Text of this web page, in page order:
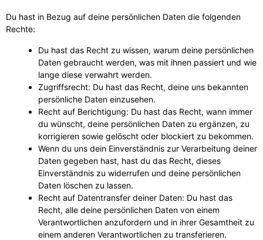
Du hast in Bezug auf deine persönlichen Daten die folgenden
Rechte:
Du hast das Recht zu wissen, warum deine persönlichen
Daten gebraucht werden, was mit ihnen passiert und wie
lange diese verwahrt werden.
Zugriffsrecht: Du hast das Recht, deine uns bekannten
persönliche Daten einzusehen.
Recht auf Berichtigung: Du hast das Recht, wann immer
du wünscht, deine persönlichen Daten zu ergänzen, zu
korrigieren sowie gelöscht oder blockiert zu bekommen.
Wenn du uns dein Einverständnis zur Verarbeitung deiner
Daten gegeben hast, hast du das Recht, dieses
Einverständnis zu widerrufen und deine persönlichen
Daten löschen zu lassen.
Recht auf Datentransfer deiner Daten: Du hast das
Recht, alle deine persönlichen Daten von einem
Verantwortlichen anzufordern und in ihrer Gesamtheit zu
einem anderen Verantwortlichen zu transferieren.